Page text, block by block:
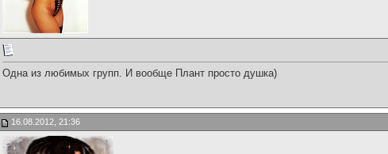
Одна из любимых групп. И вообще Плант просто душка)
16.08.2012, 21:36